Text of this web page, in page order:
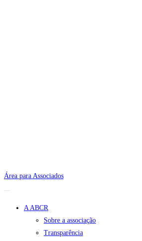
Área para Associados
A ABCR
Sobre a associação
Transparência